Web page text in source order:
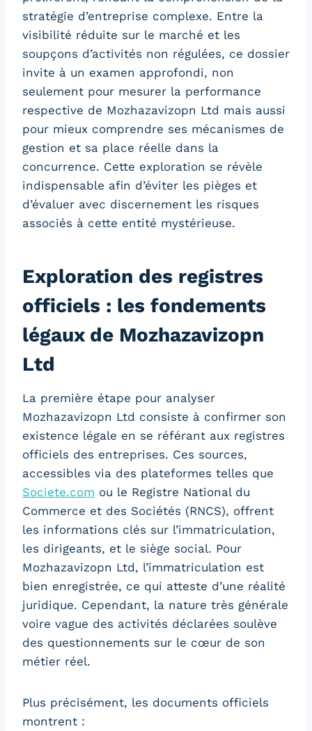
stratégie d’entreprise complexe. Entre la
visibilité réduite sur le marché et les
soupçons d’activités non régulées, ce dossier
invite à un examen approfondi, non
seulement pour mesurer la performance
respective de Mozhazavizopn Ltd mais aussi
pour mieux comprendre ses mécanismes de
gestion et sa place réelle dans la
concurrence. Cette exploration se révèle
indispensable afin d’éviter les pièges et
d’évaluer avec discernement les risques
associés à cette entité mystérieuse.
Exploration des registres
officiels : les fondements
légaux de Mozhazavizopn
Ltd
La première étape pour analyser
Mozhazavizopn Ltd consiste à confirmer son
existence légale en se référant aux registres
officiels des entreprises. Ces sources,
accessibles via des plateformes telles que
Societe.com ou le Registre National du
Commerce et des Sociétés (RNCS), offrent
les informations clés sur l’immatriculation,
les dirigeants, et le siège social. Pour
Mozhazavizopn Ltd, l’immatriculation est
bien enregistrée, ce qui atteste d’une réalité
juridique. Cependant, la nature très générale
voire vague des activités déclarées soulève
des questionnements sur le cœur de son
métier réel.
Plus précisément, les documents officiels
montrent :